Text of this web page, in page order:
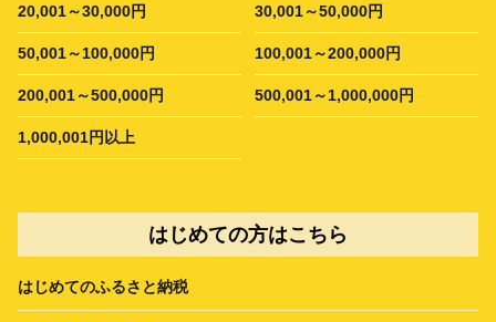
20,001～30,000円 30,001～50,000円
50,001～100,000円 100,001～200,000円
200,001～500,000円 500,001～1,000,000円
1,000,001円以上
はじめての方はこちら
はじめてのふるさと納税